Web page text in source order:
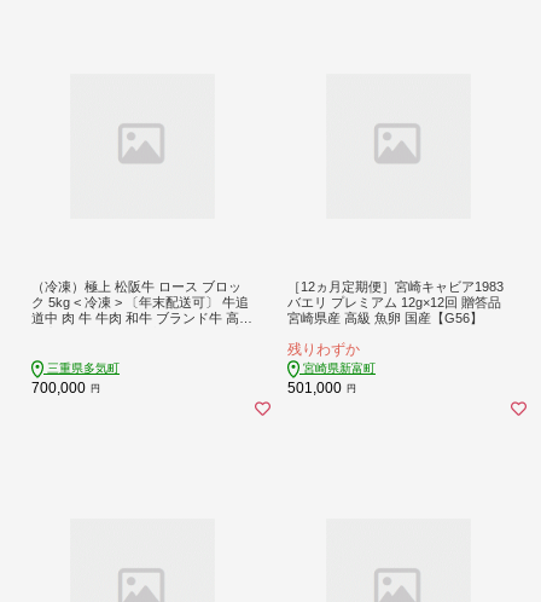
（冷凍）極上 松阪牛 ロース ブロッ
ク 5kg < 冷凍 > 〔年末配送可〕 牛追
道中 肉 牛 牛肉 和牛 ブランド牛 高級
三重県多気町
700,000 円
［12ヵ月定期便］宮崎キャビア1983
バエリ プレミアム 12g×12回 贈答品
宮崎県産 高級 魚卵 国産【G56】
残りわずか
宮崎県新富町
501,000 円